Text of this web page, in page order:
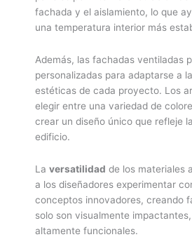
fachada y el aislamiento, lo que
una temperatura interior más
Además, las fachadas ventiladas
personalizadas para adaptarse a
estéticas de cada proyecto. Los
elegir entre una variedad de
crear un diseño único que refleje
edificio.
La versatilidad de los materiales
a los diseñadores experimentar
conceptos innovadores, creando
solo son visualmente
altamente funcionales.